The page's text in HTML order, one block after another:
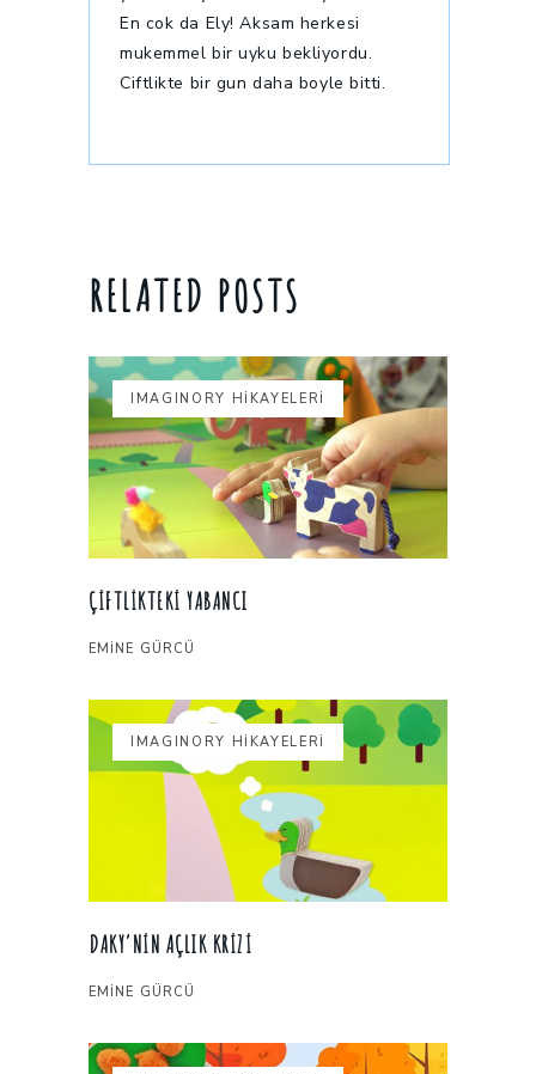
En cok da Ely! Aksam herkesi
mukemmel bir uyku bekliyordu.
Ciftlikte bir gun daha boyle bitti.
RELATED POSTS
IMAGINORY HİKAYELERİ
ÇIFTLIKTEKI YABANCI
EMINE GÜRCÜ
IMAGINORY HİKAYELERİ
DAKY’NIN AÇLIK KRIZI
EMINE GÜRCÜ